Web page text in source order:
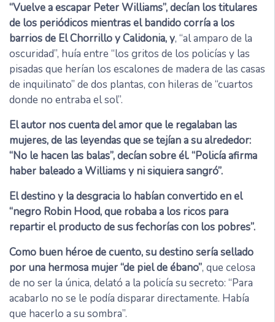
“Vuelve a escapar Peter Williams”, decían los titulares
de los periódicos mientras el bandido corría a los
barrios de El Chorrillo y Calidonia, y, “al amparo de la
oscuridad”, huía entre “los gritos de los policías y las
pisadas que herían los escalones de madera de las casas
de inquilinato” de dos plantas, con hileras de “cuartos
donde no entraba el sol”.
El autor nos cuenta del amor que le regalaban las
mujeres, de las leyendas que se tejían a su alrededor:
“No le hacen las balas”, decían sobre él. “Policía afirma
haber baleado a Williams y ni siquiera sangró”.
El destino y la desgracia lo habían convertido en el
“negro Robin Hood, que robaba a los ricos para
repartir el producto de sus fechorías con los pobres”.
Como buen héroe de cuento, su destino sería sellado
por una hermosa mujer “de piel de ébano”, que celosa
de no ser la única, delató a la policía su secreto: “Para
acabarlo no se le podía disparar directamente. Había
que hacerlo a su sombra”.